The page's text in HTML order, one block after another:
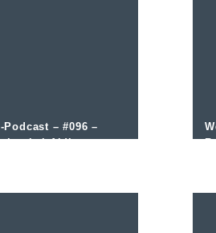
– #096 –
bei Aldi